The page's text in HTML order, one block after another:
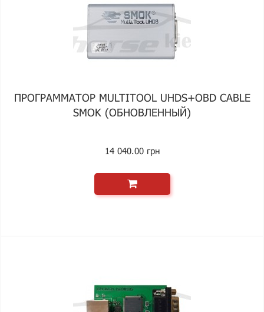
ПРОГРАММАТОР MULTITOOL UHDS+OBD CABLE
SMOK (ОБНОВЛЕННЫЙ)
14 040.00 грн